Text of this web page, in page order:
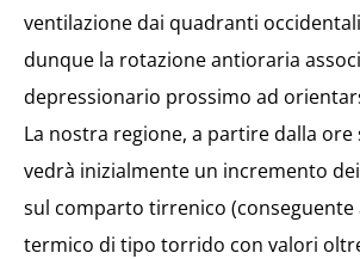
ventilazione dai quadranti
dunque la rotazione antioraria
depressionario prossimo ad
La nostra regione, a partire dalla ore
vedrà inizialmente un incremento
sul comparto tirrenico (conseguente
termico di tipo torrido con valori oltre